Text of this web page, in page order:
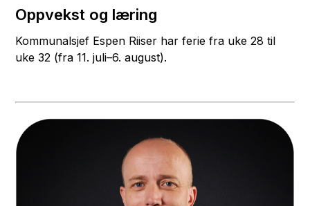
Oppvekst og læring
Kommunalsjef Espen Riiser har ferie fra uke 28 til
uke 32 (fra 11. juli–6. august).